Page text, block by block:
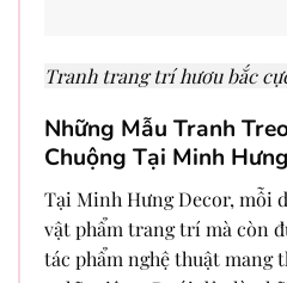
Tranh trang trí hươu bắc
Những Mẫu Tranh
Chuộng Tại Minh
Tại Minh Hưng Decor, mỗi
vật phẩm trang trí mà còn
tác phẩm nghệ thuật mang